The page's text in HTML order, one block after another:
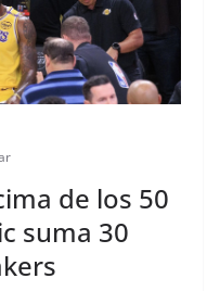
de los 50
suma 30